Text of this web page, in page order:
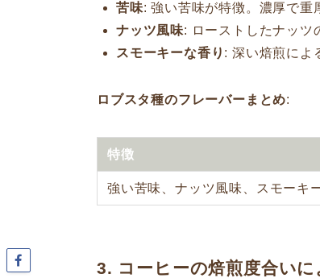
苦味: 強い苦味が特徴。濃厚で重
ナッツ風味: ローストしたナッツ
スモーキーな香り : 深い焙煎によ
ロブスタ種のフレーバーまとめ:
特徴
強い苦味、ナッツ風味、スモーキ
3. コーヒーの焙煎度合い